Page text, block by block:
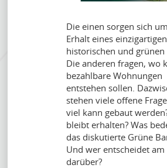
Die einen sorgen sich
Erhalt eines einzigartigen
historischen und grünen
Die anderen fragen, wo
bezahlbare Wohnungen
entstehen sollen.
stehen viele offene
viel kann gebaut
bleibt erhalten? Was
das diskutierte Grüne
Und wer entscheidet am
darüber?